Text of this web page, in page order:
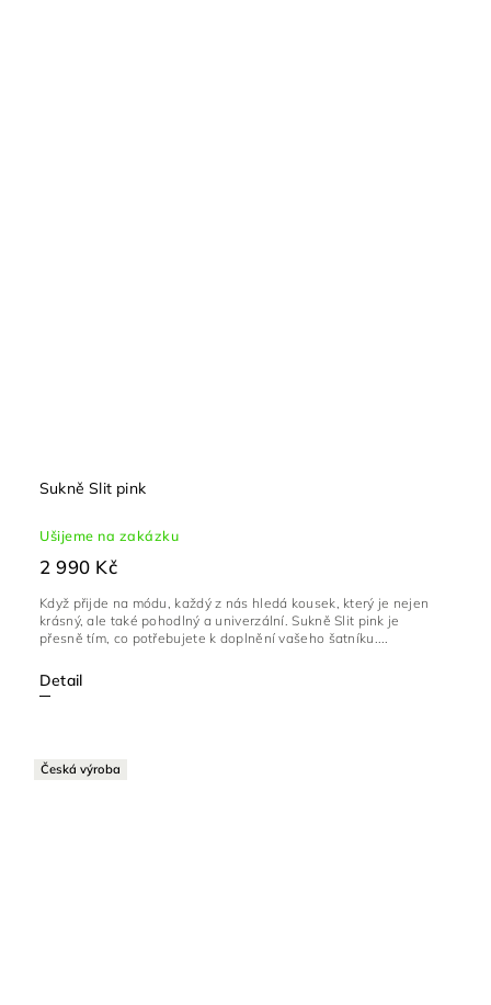
Sukně Slit pink
Ušijeme na zakázku
2 990 Kč
Detail
Když přijde na módu, každý z nás hledá kousek, který je nejen
krásný, ale také pohodlný a univerzální. Sukně Slit pink je
přesně tím, co potřebujete k doplnění vašeho šatníku....
Česká výroba